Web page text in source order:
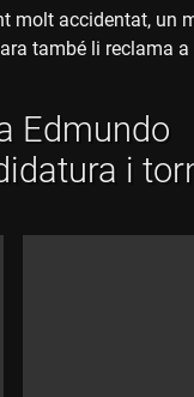
Edmundo
i
molt accidentat, un
també li reclama